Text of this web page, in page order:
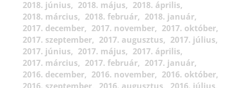
2018. június
2018. május
2018. április
2018. március
2018. február
2018. január
2017. december
2017. november
2017. október
2017. szeptember
2017. augusztus
2017. július
2017. június
2017. május
2017. április
2017. március
2017. február
2017. január
2016. december
2016. november
2016. október